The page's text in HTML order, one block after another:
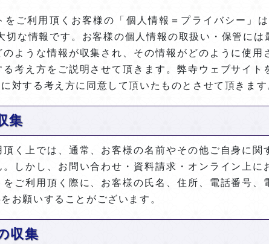
をご利用頂くお客様の「個人情報＝プライバシー」
切な情報です。お客様の個人情報の取扱い・保管に
ような情報が収集され、その情報がどのように使用
考え方をご説明させて頂きます。弊寺ウェブサイト
に対する考え方に同意して頂いたものとさせて頂きま
集
く上では、通常、お客様の名前やその他ご自身に関
しかし、お問い合わせ・資料請求・オンライン上に
ご利用頂く際に、お客様の氏名、住所、電話番号、
お願いすることがございます。
収集